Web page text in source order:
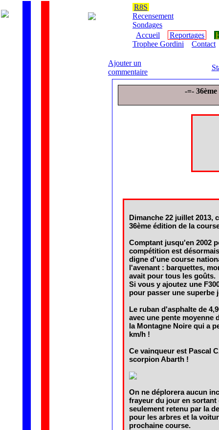
R8S
Recensement
Sondages
Accueil
Reportages
Trophee Gordini
Contact
Ajouter un
commentaire
-=-
Dimanche 22 juillet 2013,
36ème édition de la
Comptant jusqu'en 2002
compétition est
digne d'une course
l'avenant : barquettes,
avait pour tous les goûts.
Si vous y ajoutez une
pour passer une superbe
Le ruban d'asphalte de
avec une pente moyenne
la Montagne Noire qui a
km/h !
Ce vainqueur est Pascal
scorpion Abarth !
On ne déplorera aucun
frayeur du jour en sortant
seulement retenu par la
pour les arbres et la
prochaine course.